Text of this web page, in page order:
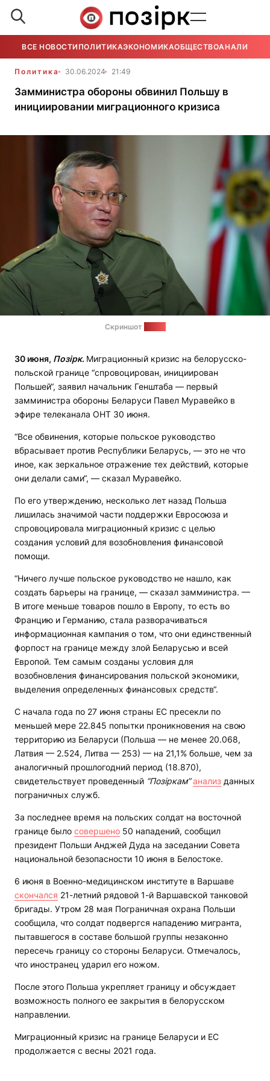
ВСЕ НОВОСТИ ПОЛИТИКАЭКОНОМИКАОБЩЕСТВОАНАЛИТИКА
Политика 30.06.2024 21:49
Замминистра обороны обвинил Польшу в
инициировании миграционного кризиса
Скриншот
30 июня, Позірк. Миграционный кризис на белорусско-
польской границе “спровоцирован, инициирован
Польшей“, заявил начальник Генштаба — первый
замминистра обороны Беларуси Павел Муравейко в
эфире телеканала ОНТ 30 июня.
“Все обвинения, которые польское руководство
вбрасывает против Республики Беларусь, — это не что
иное, как зеркальное отражение тех действий, которые
они делали сами“, — сказал Муравейко.
По его утверждению, несколько лет назад Польша
лишилась значимой части поддержки Евросоюза и
спровоцировала миграционный кризис с целью
создания условий для возобновления финансовой
помощи.
“Ничего лучше польское руководство не нашло, как
создать барьеры на границе, — сказал замминистра. —
В итоге меньше товаров пошло в Европу, то есть во
Францию и Германию, стала разворачиваться
информационная кампания о том, что они единственный
форпост на границе между злой Беларусью и всей
Европой. Тем самым созданы условия для
возобновления финансирования польской экономики,
выделения определенных финансовых средств“.
С начала года по 27 июня страны ЕС пресекли по
меньшей мере 22.845 попытки проникновения на свою
территорию из Беларуси (Польша — не менее 20.068,
Латвия — 2.524, Литва — 253) — на 21,1% больше, чем за
аналогичный прошлогодний период (18.870),
свидетельствует проведенный “Позіркам” анализ данных
пограничных служб.
За последнее время на польских солдат на восточной
границе было совершено 50 нападений, сообщил
президент Польши Анджей Дуда на заседании Совета
национальной безопасности 10 июня в Белостоке.
6 июня в Военно-медицинском институте в Варшаве
скончался 21-летний рядовой 1-й Варшавской танковой
бригады. Утром 28 мая Пограничная охрана Польши
сообщила, что солдат подвергся нападению мигранта,
пытавшегося в составе большой группы незаконно
пересечь границу со стороны Беларуси. Отмечалось,
что иностранец ударил его ножом.
После этого Польша укрепляет границу и обсуждает
возможность полного ее закрытия в белорусском
направлении.
Миграционный кризис на границе Беларуси и ЕС
продолжается с весны 2021 года.